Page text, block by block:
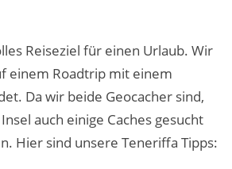
Reiseziel für einen Urlaub. Wir
einem Roadtrip mit einem
Da wir beide Geocacher sind,
auch einige Caches gesucht
Hier sind unsere Teneriffa Tipps: